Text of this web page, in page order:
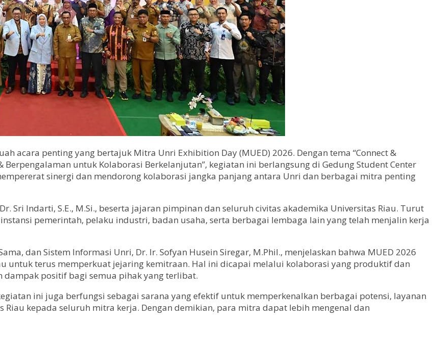
acara penting yang bertajuk Mitra Unri Exhibition Day (MUED) 2026. Dengan tema “Connect &
untuk Kolaborasi Berkelanjutan”, kegiatan ini berlangsung di Gedung Student Center
sinergi dan mendorong kolaborasi jangka panjang antara Unri dan berbagai mitra penting
Sri Indarti, S.E., M.Si., beserta jajaran pimpinan dan seluruh civitas akademika Universitas Riau. Turut
pemerintah, pelaku industri, badan usaha, serta berbagai lembaga lain yang telah menjalin kerja
dan Sistem Informasi Unri, Dr. Ir. Sofyan Husein Siregar, M.Phil., menjelaskan bahwa MUED 2026
untuk terus memperkuat jejaring kemitraan. Hal ini dicapai melalui kolaborasi yang produktif dan
positif bagi semua pihak yang terlibat.
ini juga berfungsi sebagai sarana yang efektif untuk memperkenalkan berbagai potensi, layanan
kepada seluruh mitra kerja. Dengan demikian, para mitra dapat lebih mengenal dan